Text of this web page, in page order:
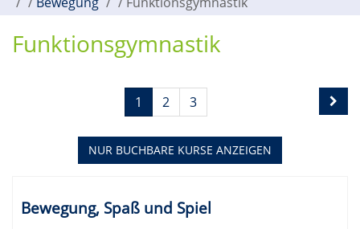
Funktionsgymnastik
Seiten
blättern
1 2 3
NUR BUCHBARE KURSE ANZEIGEN
Tabellenüberschriften
können
Bewegung, Spaß und Spiel